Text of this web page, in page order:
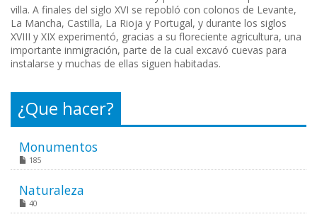
villa. A finales del siglo XVI se repobló con colonos de Levante,
La Mancha, Castilla, La Rioja y Portugal, y durante los siglos
XVIII y XIX experimentó, gracias a su floreciente agricultura, una
importante inmigración, parte de la cual excavó cuevas para
instalarse y muchas de ellas siguen habitadas.
¿Que hacer?
Monumentos
185
Naturaleza
40